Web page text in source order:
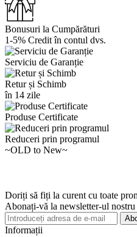
Bonusuri la Cumpărături
1-5% Credit în contul dvs.
Serviciu de Garanție
Retur și Schimb
în 14 zile
Produse Certificate
Reduceri prin programul
~OLD to New~
Doriți să fiți la curent cu toate
Abonați-vă la newsletter-ul nostru
Informații